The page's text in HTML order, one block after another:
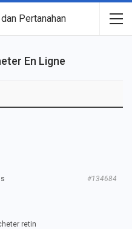
Pertanahan
En Ligne
#134684
retin